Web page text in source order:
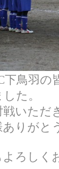
下鳥羽
た。
戦いただ
ありがと
よろしく